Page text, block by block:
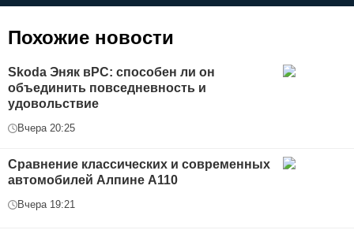
Похожие новости
Skoda Эняк вРС: способен ли он
объединить повседневность и
удовольствие
Вчера 20:25
Сравнение классических и современных
автомобилей Алпине А110
Вчера 19:21